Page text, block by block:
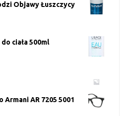
Objawy Łuszczycy
ciała 500ml
AR 7205 5001